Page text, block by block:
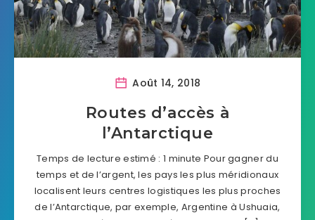
Août 14, 2018
Routes d’accès à
l’Antarctique
Temps de lecture estimé : 1 minute Pour gagner du
temps et de l’argent, les pays les plus méridionaux
localisent leurs centres logistiques les plus proches
de l’Antarctique, par exemple, Argentine à Ushuaia,